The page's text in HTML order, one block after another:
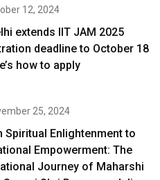
12, 2024
extends IIT JAM 2025
deadline to October 18
how to apply
25, 2024
Spiritual Enlightenment to
Empowerment: The
Journey of Maharshi